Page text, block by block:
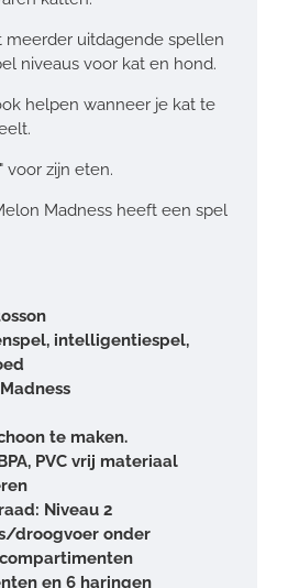
meerder uitdagende spellen
niveaus voor kat en hond.
helpen wanneer je kat te
voor zijn eten.
Madness heeft een spel
intelligentiespel,
te maken.
PVC vrij materiaal
Niveau 2
droogvoer onder
en 6 haringen